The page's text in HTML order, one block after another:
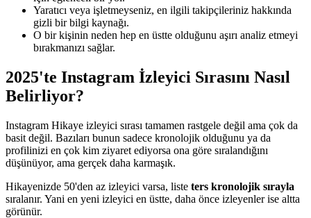
Yaratıcı veya işletmeyseniz, en ilgili takipçileriniz hakkında
gizli bir bilgi kaynağı.
O bir kişinin neden hep en üstte olduğunu aşırı analiz etmeyi
bırakmanızı sağlar.
2025'te Instagram İzleyici Sırasını Nasıl
Belirliyor?
Instagram Hikaye izleyici sırası tamamen rastgele değil ama çok da
basit değil. Bazıları bunun sadece kronolojik olduğunu ya da
profilinizi en çok kim ziyaret ediyorsa ona göre sıralandığını
düşünüyor, ama gerçek daha karmaşık.
Hikayenizde 50'den az izleyici varsa, liste ters kronolojik sırayla
sıralanır. Yani en yeni izleyici en üstte, daha önce izleyenler ise altta
görünür.